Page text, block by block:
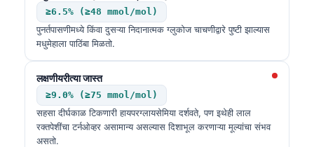
≥6.5% (≥48 mmol/mol)
पुनर्तपासणीमध्ये किंवा दुसऱ्या निदानात्मक ग्लुकोज चाचणीद्वारे पुष्टी झाल्यास
मधुमेहाला पाठिंबा मिळतो.
लक्षणीयरीत्या जास्त
≥9.0% (≥75 mmol/mol)
सहसा दीर्घकाळ टिकणारी हायपरग्लायसेमिया दर्शवते, पण इथेही लाल
रक्तपेशींचा टर्नओव्हर असामान्य असल्यास दिशाभूल करणाऱ्या मूल्यांचा संभव
असतो.